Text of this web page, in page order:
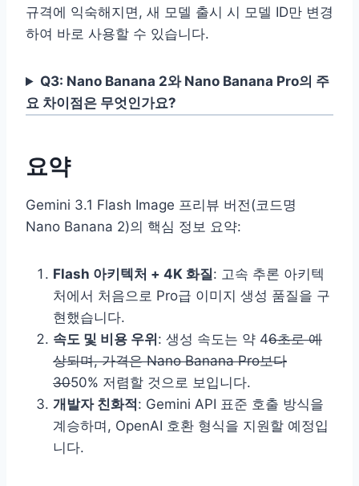
규격에 익숙해지면, 새 모델 출시 시 모델 ID만 변경
하여 바로 사용할 수 있습니다.
Q3: Nano Banana 2와 Nano Banana Pro의 주
요 차이점은 무엇인가요?
요약
Gemini 3.1 Flash Image 프리뷰 버전(코드명
Nano Banana 2)의 핵심 정보 요약:
Flash 아키텍처 + 4K 화질: 고속 추론 아키텍
처에서 처음으로 Pro급 이미지 생성 품질을 구
현했습니다.
속도 및 비용 우위 : 생성 속도는 약 46초로 예
상되며, 가격은 Nano Banana Pro보다
3050% 저렴할 것으로 보입니다.
개발자 친화적 : Gemini API 표준 호출 방식을
계승하며, OpenAI 호환 형식을 지원할 예정입
니다.